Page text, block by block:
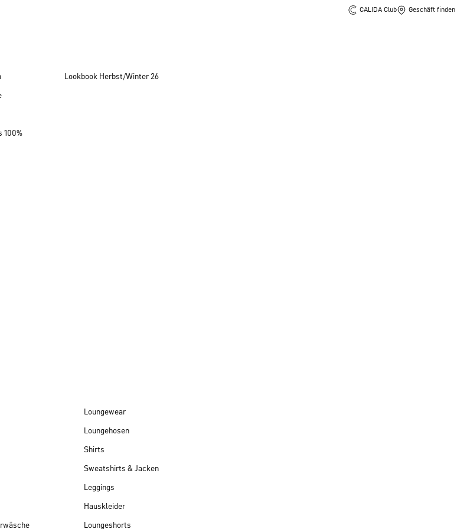
CALIDA Club Geschäft finden
100%
Lookbook Herbst/Winter 26
Loungewear
Loungehosen
Shirts
Sweatshirts & Jacken
Leggings
Hauskleider
Loungeshorts